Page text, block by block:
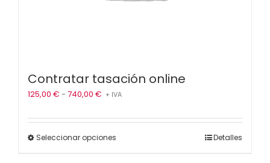
Contratar tasación online
125,00 € - 740,00 € Rango
precios:
+ IVA
Seleccionar opciones Detalles